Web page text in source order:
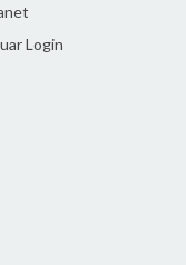
Login